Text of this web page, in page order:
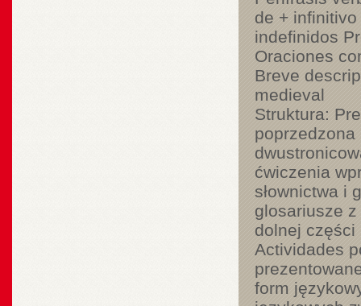
de +
indefinidos
Oraciones
Breve
medieval
Struktura:
ćwiczenia
słownictwa i
glosariusze z
dolnej części
Actividades
form